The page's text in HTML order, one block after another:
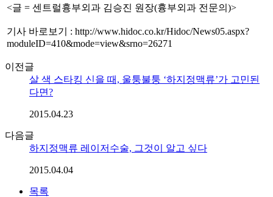
<글 = 센트럴흉부외과 김승진 원장(흉부외과 전문의)>
기사 바로보기 : http://www.hidoc.co.kr/Hidoc/News05.aspx?
moduleID=410&mode=view&srno=26271
이전글
살 색 스타킹 신을 때, 울퉁불퉁 ‘하지정맥류’가 고민된
다면?
2015.04.23
다음글
하지정맥류 레이저수술, 그것이 알고 싶다
2015.04.04
목록